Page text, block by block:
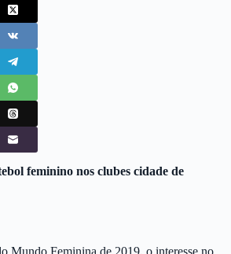
feminino nos clubes cidade de
Mundo Feminina de 2019, o interesse no